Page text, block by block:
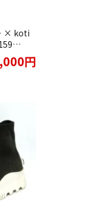
× koti
をお買取
円